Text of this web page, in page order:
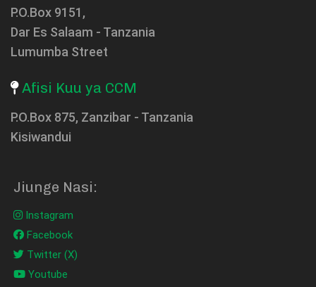
P.O.Box 9151,
Dar Es Salaam - Tanzania
Lumumba Street
Afisi Kuu ya CCM
P.O.Box 875, Zanzibar - Tanzania
Kisiwandui
Jiunge Nasi:
Instagram
Facebook
Twitter (X)
Youtube